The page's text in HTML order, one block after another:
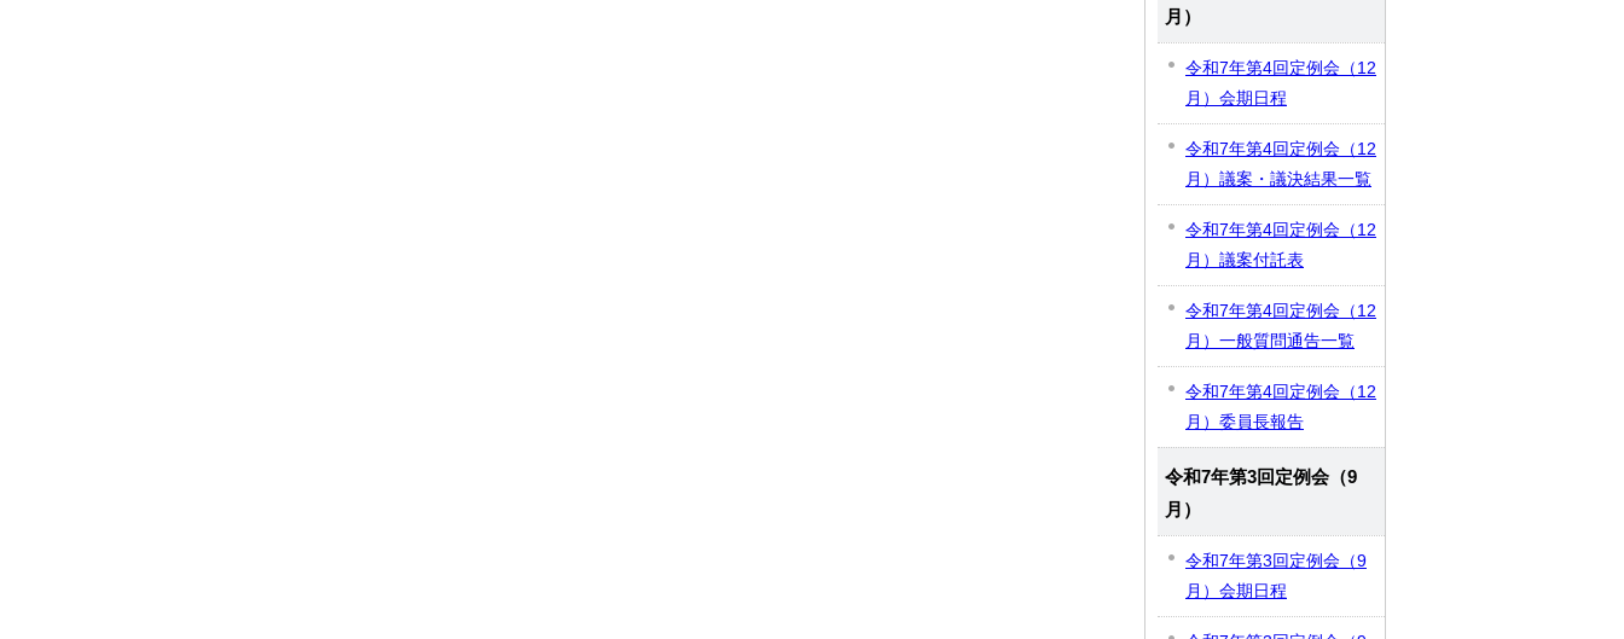
月）
令和7年第4回定例会（12
月）会期日程
令和7年第4回定例会（12
月）議案・議決結果一覧
令和7年第4回定例会（12
月）議案付託表
令和7年第4回定例会（12
月）一般質問通告一覧
令和7年第4回定例会（12
月）委員長報告
令和7年第3回定例会（9
月）
令和7年第3回定例会（9
月）会期日程